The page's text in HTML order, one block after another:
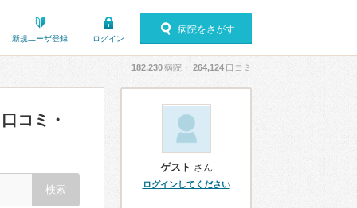
新規ユーザ登録 ログイン
病院をさがす
182,230病院・ 264,124 口コミ
コミ・
ゲスト さん
ログインしてください